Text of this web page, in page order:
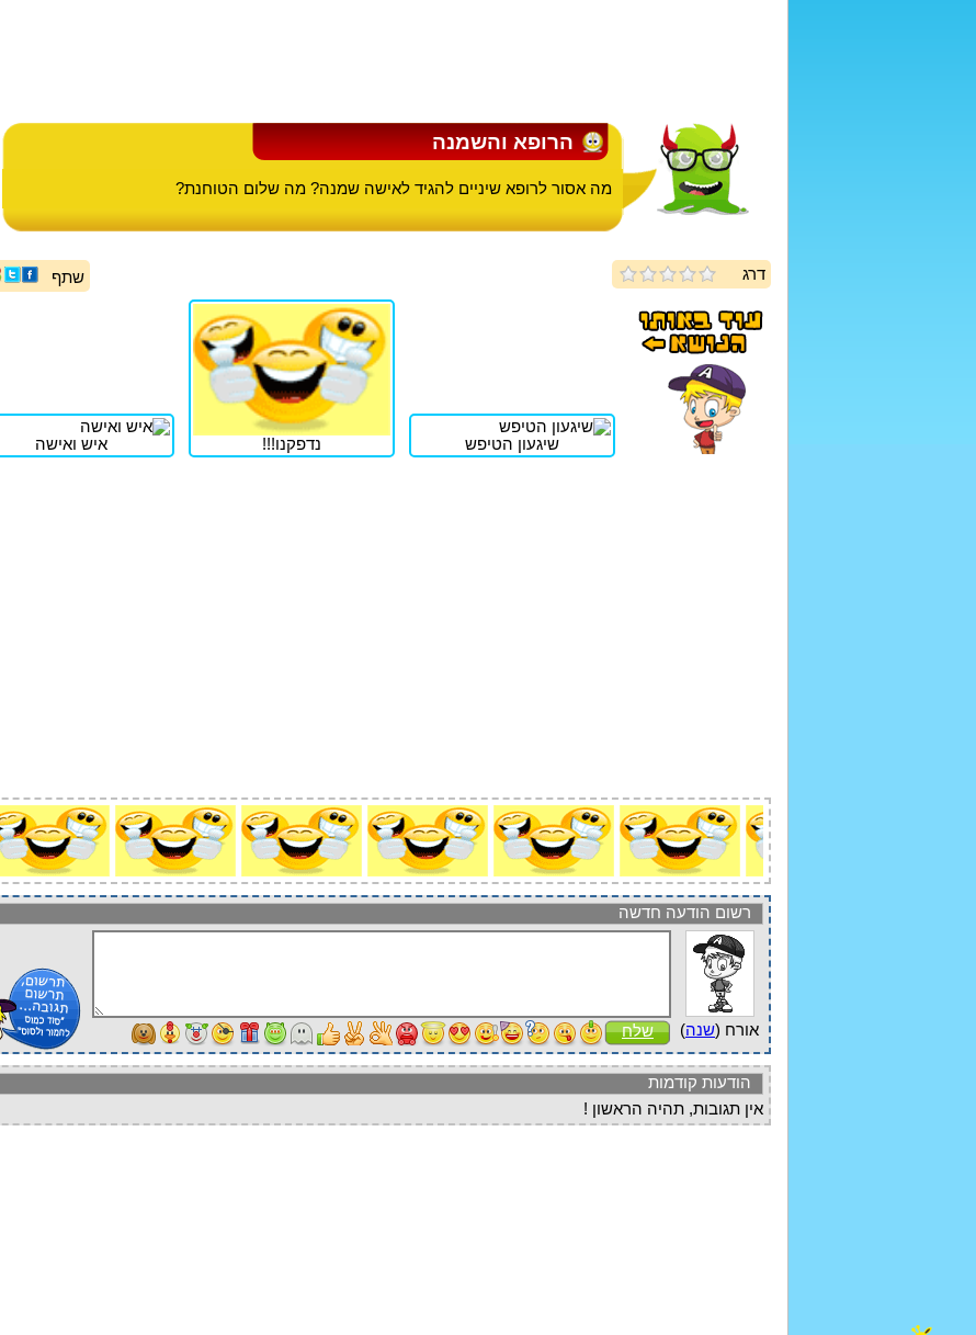
הרופא והשמנה
מה אסור לרופא שיניים להגיד לאישה שמנה? מה שלום הטוחנת?
דרג שתף
שיגעון הטיפש נדפקנו!!! איש ואישה
רשום הודעה חדשה
אורח (שנה) שלח
הודעות קודמות
אין תגובות, תהיה הראשון !